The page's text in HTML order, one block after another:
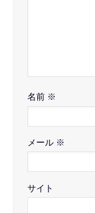
名前 ※
メール ※
サイト